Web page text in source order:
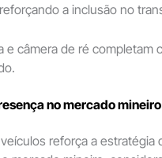
a inclusão no
e câmera de ré completam
no mercado mineiro
reforça a estratégia